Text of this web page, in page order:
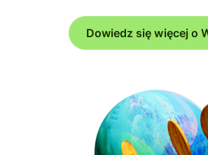
Dowiedz się więcej o